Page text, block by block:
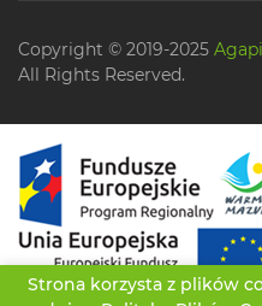
Strona korzysta z plików
Copyright © 2019-2025
All Rights Reserved.